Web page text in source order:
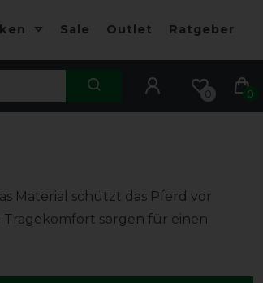
Sale Outlet Ratgeber
0 0
Material schützt das Pferd vor
Tragekomfort sorgen für einen